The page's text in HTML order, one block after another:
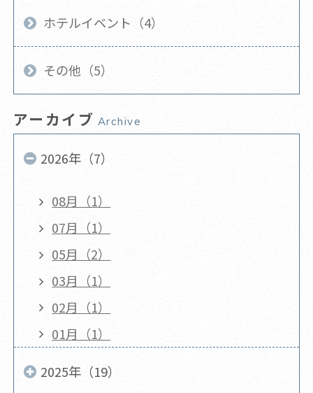
ホテルイベント（4）
その他（5）
アーカイブ Archive
2026年（7）
08月（1）
07月（1）
05月（2）
03月（1）
02月（1）
01月（1）
2025年（19）